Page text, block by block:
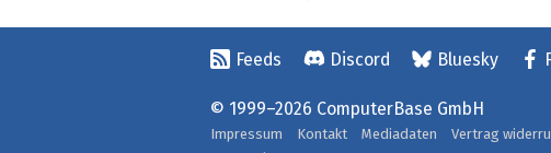
Feeds Discord Bluesky
© 1999–2026 ComputerBase GmbH
Impressum Kontakt Mediadaten Vertrag